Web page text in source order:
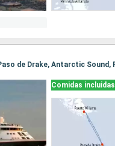
Comidas incluidas